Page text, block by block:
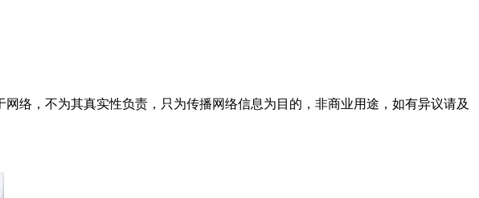
络，不为其真实性负责，只为传播网络信息为目的，非商业用途，如有异议请及